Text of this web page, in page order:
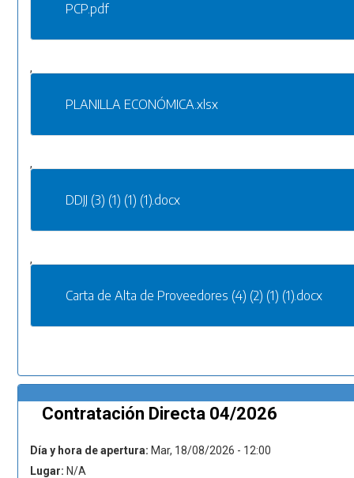
PCP.pdf
,
PLANILLA ECONÓMICA.xlsx
,
DDJJ (3) (1) (1) (1).docx
,
Carta de Alta de Proveedores (4) (2) (1) (1).docx
Contratación Directa 04/2026
Día y hora de apertura: Mar, 18/08/2026 - 12:00
Lugar: N/A